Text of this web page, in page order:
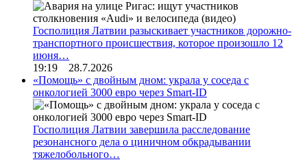
Госполиция Латвии разыскивает участников дорожно-
транспортного происшествия, которое произошло 12
июня…
19:19 28.7.2026
«Помощь» с двойным дном: украла у соседа с
онкологией 3000 евро через Smart-ID
Госполиция Латвии завершила расследование
резонансного дела о циничном обкрадывании
тяжелобольного…